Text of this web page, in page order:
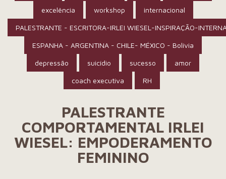
excelência workshop internacional
PALESTRANTE - ESCRITORA-IRLEI WIESEL-INSPIRAÇÃO-
ESPANHA - ARGENTINA - CHILE- MÉXICO - Bolívia
depressão suicídio sucesso amor
coach executiva RH
PALESTRANTE
COMPORTAMENTAL IRLEI
WIESEL: EMPODERAMENTO
FEMININO